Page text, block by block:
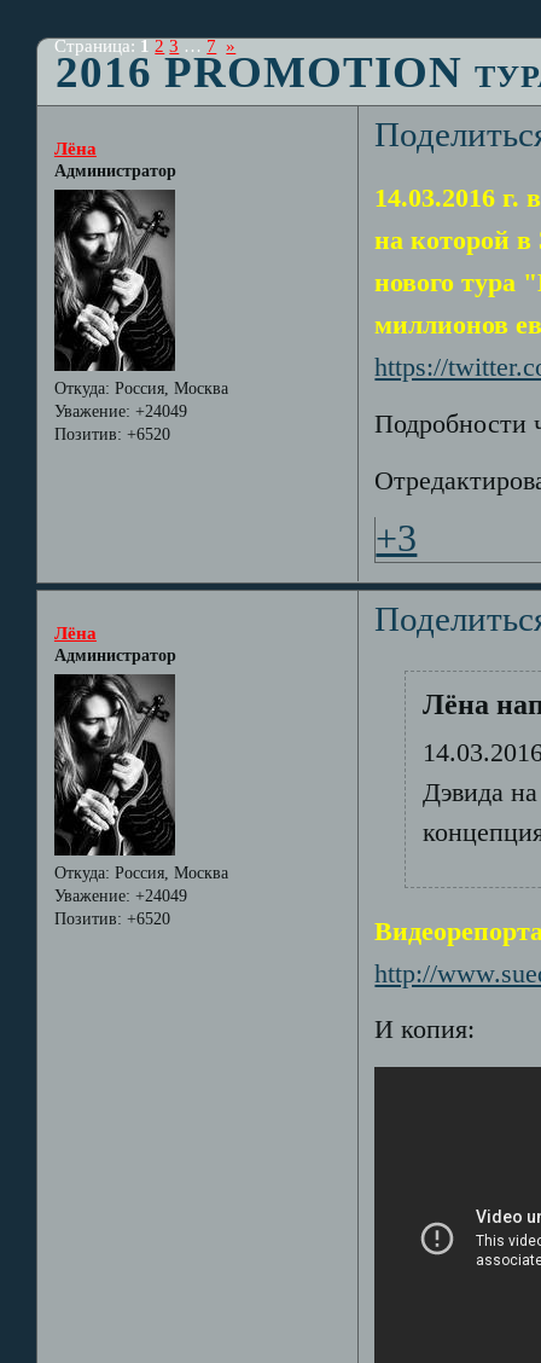
2016 PROMOTION
Страница:1 2 3 … 7 »
Лёна
Администратор
Откуда: Россия, Москва
Уважение: +24049
Позитив: +6520
14.03.2016
на которой
нового тура
миллионов
https://
Подробности
+3
Лёна
Администратор
Откуда: Россия, Москва
Уважение: +24049
Позитив: +6520
Лёна
Дэвида
http://
И копия: